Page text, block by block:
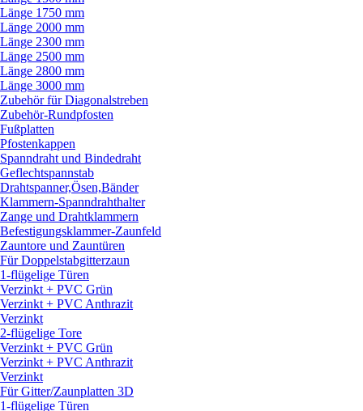
Länge 1750 mm
Länge 2000 mm
Länge 2300 mm
Länge 2500 mm
Länge 2800 mm
Länge 3000 mm
Zubehör für Diagonalstreben
Zubehör-Rundpfosten
Fußplatten
Pfostenkappen
Spanndraht und Bindedraht
Geflechtspannstab
Drahtspanner,Ösen,Bänder
Klammern-Spanndrahthalter
Zange und Drahtklammern
Befestigungsklammer-Zaunfeld
Zauntore und Zauntüren
Für Doppelstabgitterzaun
1-flügelige Türen
Verzinkt + PVC Grün
Verzinkt + PVC Anthrazit
Verzinkt
2-flügelige Tore
Verzinkt + PVC Grün
Verzinkt + PVC Anthrazit
Verzinkt
Für Gitter/Zaunplatten 3D
1-flügelige Türen